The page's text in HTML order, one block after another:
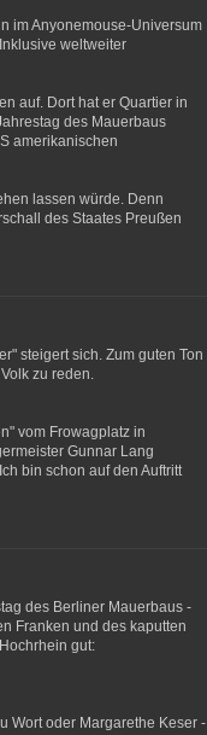
im Anyonemouse-Universum
weltweiter
auf. Dort hat er Quartier in
des Mauerbaus
amerikanischen
lassen würde. Denn
des Staates Preußen
steigert sich. Zum guten Ton
zu reden.
vom Frowagplatz in
Gunnar Lang
bin schon auf den Auftritt
des Berliner Mauerbaus -
Franken und des kaputten
gut:
Wort oder Margarethe Keser -